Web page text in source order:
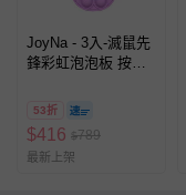
JoyNa - 3入-滅鼠先
鋒彩虹泡泡板 按壓
蔔+隨機2入
53折
$416 $789
最新上架